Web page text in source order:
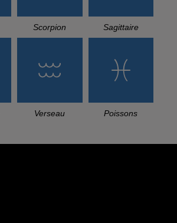
Scorpion Sagittaire
Verseau Poissons